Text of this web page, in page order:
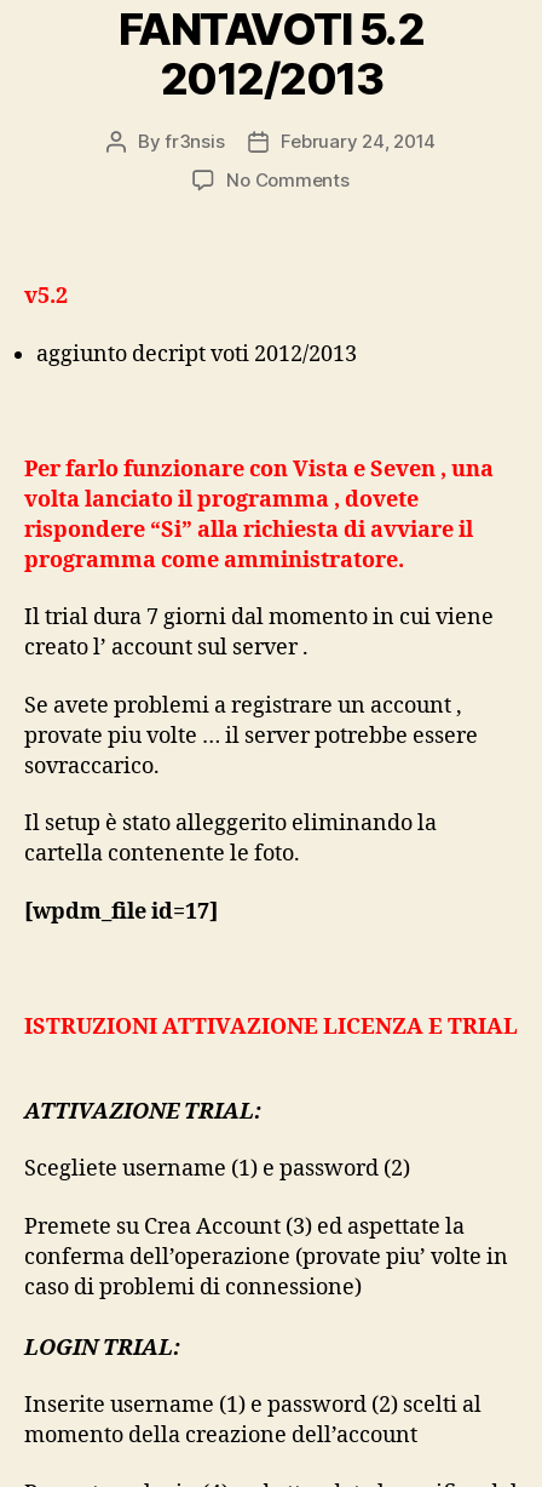
FANTAVOTI 5.2
2012/2013
PostByfr3nsis
Post
date
February 24, 2014
No Commentson
v5.2
aggiunto decript voti 2012/2013
Per farlo funzionare con Vista e Seven , una
volta lanciato il programma , dovete
rispondere “Si” alla richiesta di avviare il
programma come amministratore.
Il trial dura 7 giorni dal momento in cui viene
creato l’ account sul server .
Se avete problemi a registrare un account ,
provate piu volte … il server potrebbe essere
sovraccarico.
Il setup è stato alleggerito eliminando la
cartella contenente le foto.
[wpdm_file id=17]
ISTRUZIONI ATTIVAZIONE LICENZA E TRIAL
ATTIVAZIONE TRIAL:
Scegliete username (1) e password (2)
Premete su Crea Account (3) ed aspettate la
conferma dell’operazione (provate piu’ volte in
caso di problemi di connessione)
LOGIN TRIAL:
Inserite username (1) e password (2) scelti al
momento della creazione dell’account